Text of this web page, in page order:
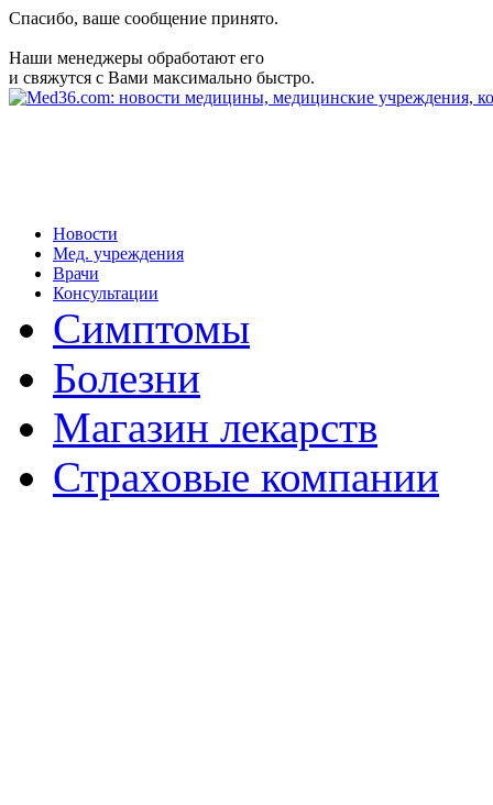
Спасибо, ваше сообщение принято.
Наши менеджеры обработают его
и свяжутся с Вами максимально быстро.
Новости
Мед. учреждения
Врачи
Консультации
Симптомы
Болезни
Магазин лекарств
Страховые компании